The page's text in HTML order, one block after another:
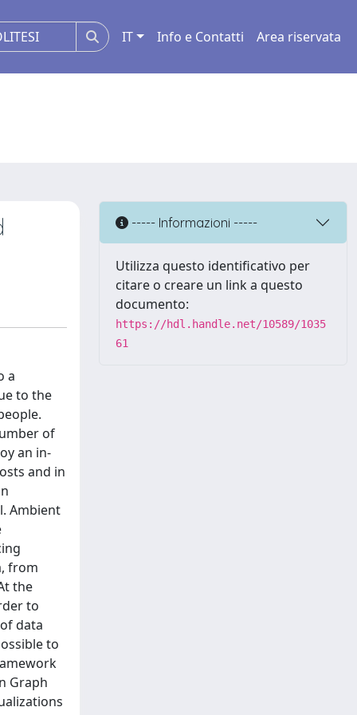
IT Info e Contatti Area riservata
a
to the
of
an in-
and in
Ambient
from
the
to
data
to
Graph
----- Informazioni -----
Utilizza questo identificativo per
citare o creare un link a questo
documento:
https://hdl.handle.net/10589/1035
61